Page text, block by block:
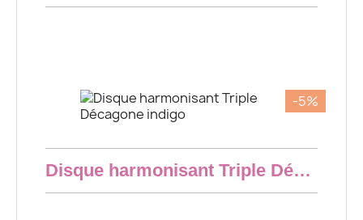
-5%
Disque harmonisant Triple Décagone indigo